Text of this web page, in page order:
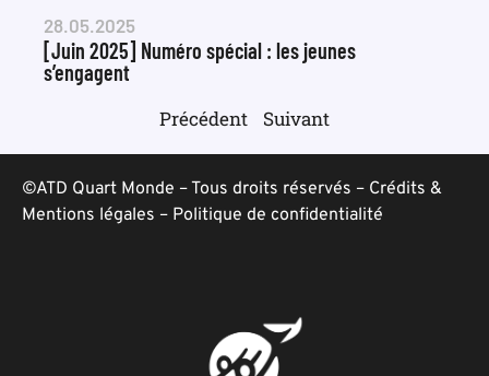
28.05.2025
[Juin 2025] Numéro spécial : les jeunes
s’engagent
Précédent Suivant
©ATD Quart Monde – Tous droits réservés – Crédits &
Mentions légales – Politique de confidentialité